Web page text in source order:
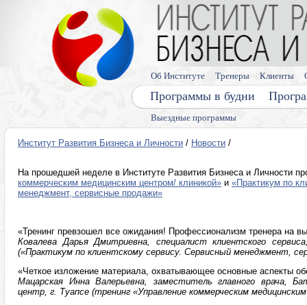
Выездные программы
Программы в будни
Об Институте Тренеры Клиенты
Институт Развития Бизнеса и Личности / Новости /
На прошедшей неделе в Институте Развития Бизнеса и Личности
коммерческим медицинским центром/ клиникой» и «Практикум по
менеджмент, сервисные продажи»
«Тренинг превзошел все ожидания! Профессионализм тренера на
Ковалева Дарья Дмитриевна, специалист клиентского
(«Практикум по клиентскому сервису. Сервисный менеджмент,
«Четкое изложение материала, охватывающее основные аспекты
Мацарская Инна Валерьевна, заместитель главного врача,
центр, г. Туапсе (тренинг «Управление коммерческим